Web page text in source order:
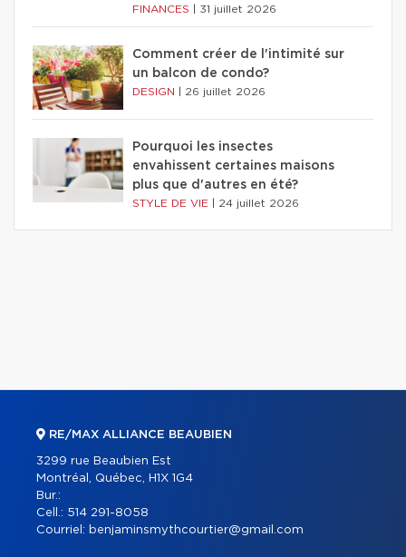
FINANCES 31 juillet 2026
Comment créer de l'intimité sur
un balcon de condo?
DESIGN 26 juillet 2026
Pourquoi les insectes
envahissent certaines maisons
plus que d'autres en été?
STYLE DE VIE 24 juillet 2026
RE/MAX ALLIANCE BEAUBIEN
3299 rue Beaubien Est
Montréal, Québec, H1X 1G4
Bur.:
Cell.: 514 291-8058
Courriel: benjaminsmythcourtier@gmail.com